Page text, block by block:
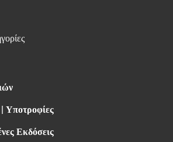
Υποτροφίες
Εκδόσεις